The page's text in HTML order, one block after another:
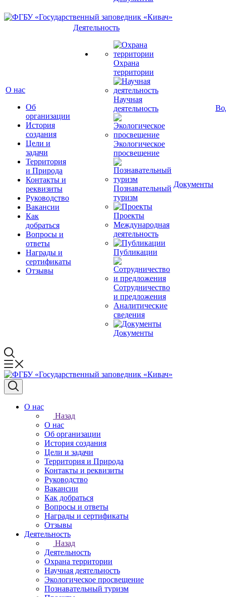
О нас
Об
организации
История
создания
Цели и
задачи
Территория
и Природа
Контакты и
реквизиты
Руководство
Вакансии
Как
добраться
Вопросы и
ответы
Награды и
сертификаты
Отзывы
Деятельность
Охрана
территории
Научная
деятельность
Экологическое
просвещение
Познавательный
туризм
Проекты
Международная
деятельность
Публикации
Сотрудничество
и предложения
Аналитические
сведения
Документы
Документы
О нас
Назад
О нас
Об организации
История создания
Цели и задачи
Территория и Природа
Контакты и реквизиты
Руководство
Вакансии
Как добраться
Вопросы и ответы
Награды и сертификаты
Отзывы
Деятельность
Назад
Деятельность
Охрана территории
Научная деятельность
Экологическое просвещение
Познавательный туризм